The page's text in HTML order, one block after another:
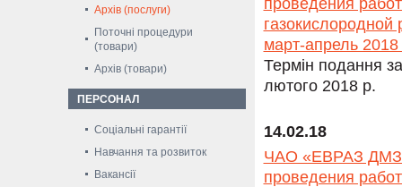
Архів (послуги)
Поточні процедури
(товари)
Архів (товари)
ПЕРСОНАЛ
Соціальні гарантії
Навчання та розвиток
Вакансії
проведения
март-апрель 2018
Термін подання
лютого 2018 р.
14.02.18
ЧАО «ЕВРАЗ ДМЗ»
проведения